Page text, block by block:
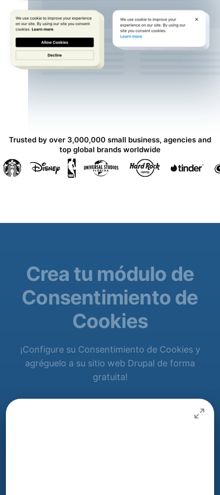
Trusted by over 3,000,000 small business, agencies and
top global brands worldwide
Crea tu módulo de
Consentimiento de
Cookies
¡Configure su Consentimiento de Cookies y
agréguelo a su sitio web Drupal de forma
gratuita!